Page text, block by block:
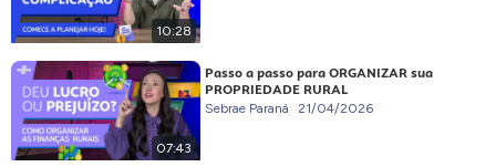
10:28
07:43
Passo a passo para ORGANIZAR sua
PROPRIEDADE RURAL
Sebrae Paraná 21/04/2026